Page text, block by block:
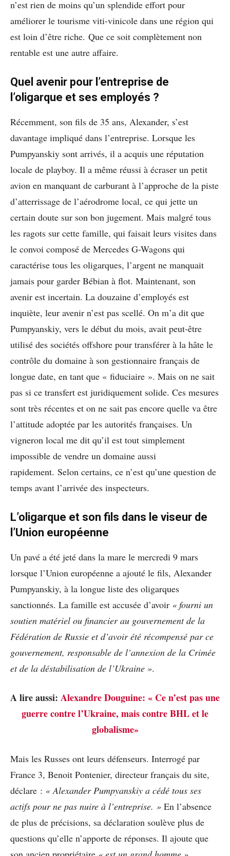
n’est rien de moins qu’un splendide effort pour
améliorer le tourisme viti-vinicole dans une région qui
est loin d’être riche. Que ce soit complètement non
rentable est une autre affaire.
Quel avenir pour l’entreprise de
l’oligarque et ses employés ?
Récemment, son fils de 35 ans, Alexander, s’est
davantage impliqué dans l’entreprise. Lorsque les
Pumpyanskiy sont arrivés, il a acquis une réputation
locale de playboy. Il a même réussi à écraser un petit
avion en manquant de carburant à l’approche de la piste
d’atterrissage de l’aérodrome local, ce qui jette un
certain doute sur son bon jugement. Mais malgré tous
les ragots sur cette famille, qui faisait leurs visites dans
le convoi composé de Mercedes G-Wagons qui
caractérise tous les oligarques, l’argent ne manquait
jamais pour garder Bébian à flot. Maintenant, son
avenir est incertain. La douzaine d’employés est
inquiète, leur avenir n’est pas scellé. On m’a dit que
Pumpyanskiy, vers le début du mois, avait peut-être
utilisé des sociétés offshore pour transférer à la hâte le
contrôle du domaine à son gestionnaire français de
longue date, en tant que « fiduciaire ». Mais on ne sait
pas si ce transfert est juridiquement solide. Ces mesures
sont très récentes et on ne sait pas encore quelle va être
l’attitude adoptée par les autorités françaises. Un
vigneron local me dit qu’il est tout simplement
impossible de vendre un domaine aussi
rapidement. Selon certains, ce n’est qu’une question de
temps avant l’arrivée des inspecteurs.
L’oligarque et son fils dans le viseur de
l’Union européenne
Un pavé a été jeté dans la mare le mercredi 9 mars
lorsque l’Union européenne a ajouté le fils, Alexander
Pumpyanskiy, à la longue liste des oligarques
sanctionnés. La famille est accusée d’avoir « fourni un
soutien matériel ou financier au gouvernement de la
Fédération de Russie et d’avoir été récompensé par ce
gouvernement, responsable de l’annexion de la Crimée
et de la déstabilisation de l’Ukraine ».
A lire aussi: Alexandre Douguine: « Ce n’est pas une
guerre contre l’Ukraine, mais contre BHL et le
globalisme»
Mais les Russes ont leurs défenseurs. Interrogé par
France 3, Benoit Pontenier, directeur français du site,
déclare : « Alexander Pumpyanskiy a cédé tous ses
actifs pour ne pas nuire à l’entreprise. » En l’absence
de plus de précisions, sa déclaration soulève plus de
questions qu’elle n’apporte de réponses. Il ajoute que